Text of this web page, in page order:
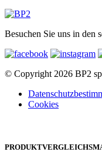
Besuchen Sie uns in den
© Copyright 2026 BP2
Cookies